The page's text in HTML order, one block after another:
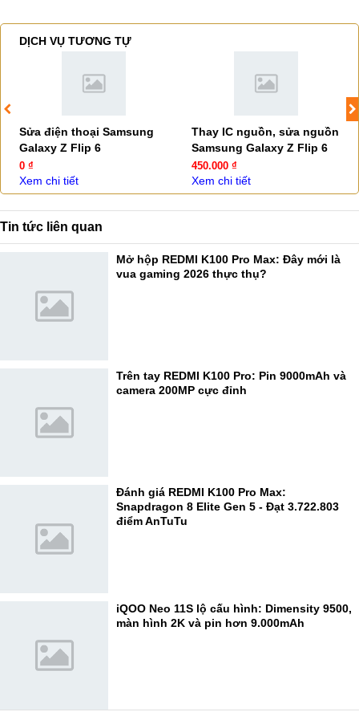
DỊCH VỤ TƯƠNG TỰ
Sửa điện thoại Samsung
Galaxy Z Flip 6
0 ₫
Xem chi tiết
Thay IC nguồn, sửa nguồn
Samsung Galaxy Z Flip 6
450.000 ₫
Xem chi tiết
Tin tức liên quan
Mở hộp REDMI K100 Pro Max: Đây mới là
vua gaming 2026 thực thụ?
Trên tay REDMI K100 Pro: Pin 9000mAh và
camera 200MP cực đỉnh
Đánh giá REDMI K100 Pro Max:
Snapdragon 8 Elite Gen 5 - Đạt 3.722.803
điểm AnTuTu
iQOO Neo 11S lộ cấu hình: Dimensity 9500,
màn hình 2K và pin hơn 9.000mAh